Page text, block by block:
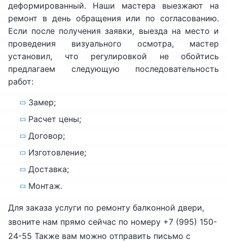
деформированный. Наши мастера выезжают на
ремонт в день обращения или по согласованию.
Если после получения заявки, выезда на место и
проведения визуального осмотра, мастер
установил, что регулировкой не обойтись
предлагаем следующую последовательность
работ:
Замер;
Расчет цены;
Договор;
Изготовление;
Доставка;
Монтаж.
Для заказа услуги по ремонту балконной двери,
звоните нам прямо сейчас по номеру +7 (995) 150-
24-55 Также вам можно отправить письмо с